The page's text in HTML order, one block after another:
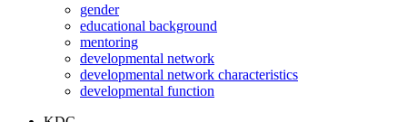
gender
educational background
mentoring
developmental network
developmental network characteristics
developmental function